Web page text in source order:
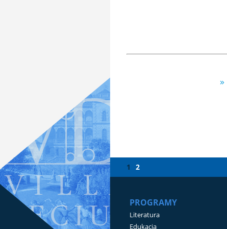
1 2
PROGRAMY
Literatura
Edukacja